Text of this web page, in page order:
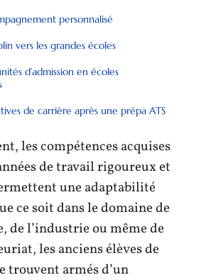
personnalisé
vers les grandes écoles
d’admission en écoles
de carrière après une prépa ATS
les compétences acquises
de travail rigoureux et
une adaptabilité
ce soit dans le domaine de
de l’industrie ou même de
les anciens élèves de
trouvent armés d’un